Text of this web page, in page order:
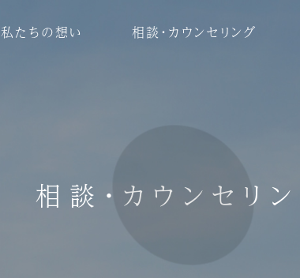
私たちの想い 相談・カウンセリング
相談・カウンセリ